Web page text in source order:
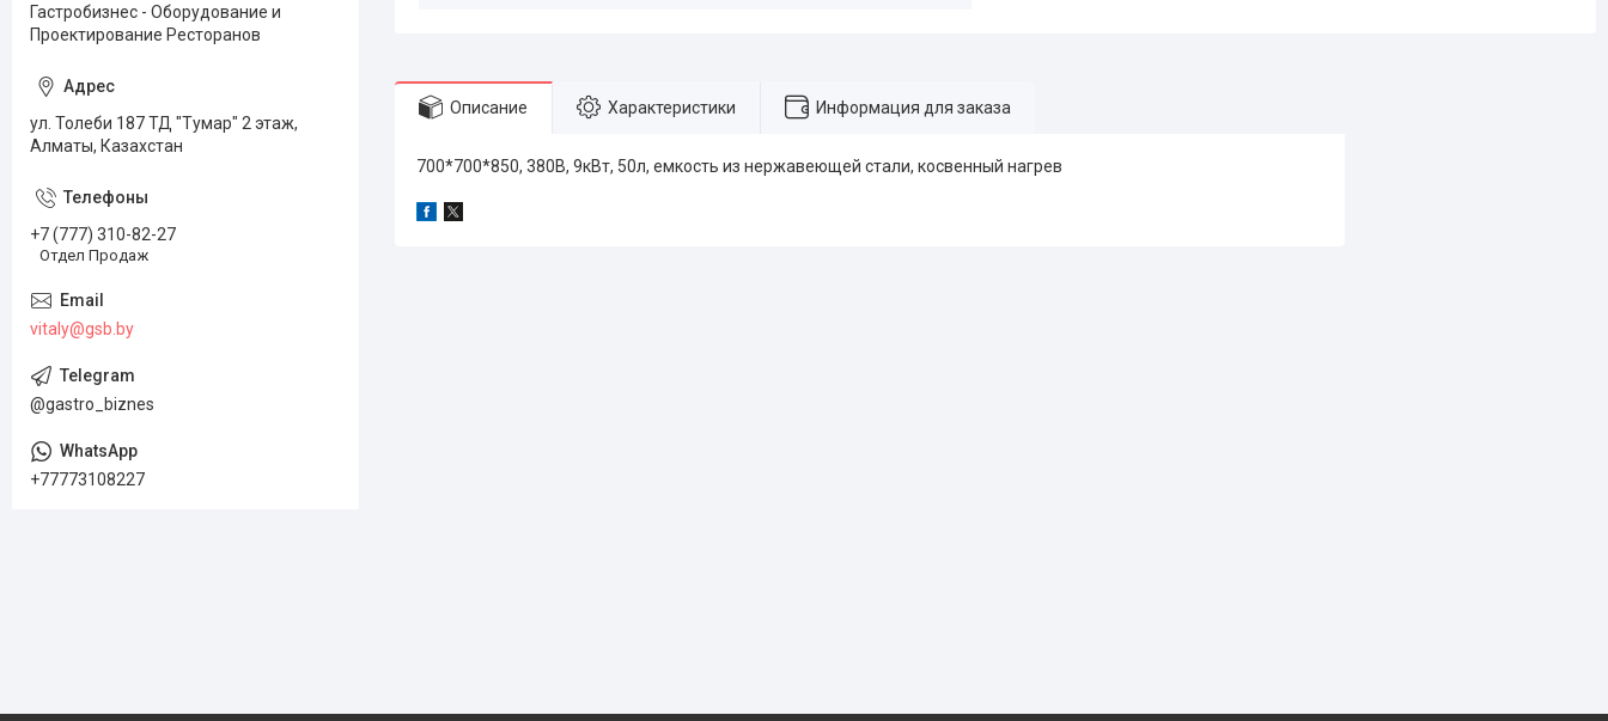
Описание Характеристики Информация для заказа
700*700*850, 380В, 9кВт, 50л, емкость из нержавеющей стали, косвенный нагрев
Гастробизнес - Оборудование и
Проектирование Ресторанов
ул. Толеби 187 ТД "Тумар" 2 этаж,
Алматы, Казахстан
+7 (777) 310-82-27
Отдел Продаж
vitaly@gsb.by
@gastro_biznes
+77773108227